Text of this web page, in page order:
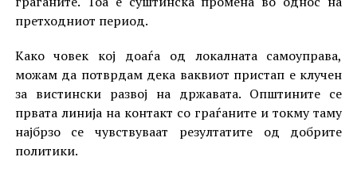
претходниот период.
Како човек кој доаѓа од локалната самоуправа,
можам да потврдам дека ваквиот пристап е клучен
за вистински развој на државата. Општините се
првата линија на контакт со граѓаните и токму таму
најбрзо се чувствуваат резултатите од добрите
политики.